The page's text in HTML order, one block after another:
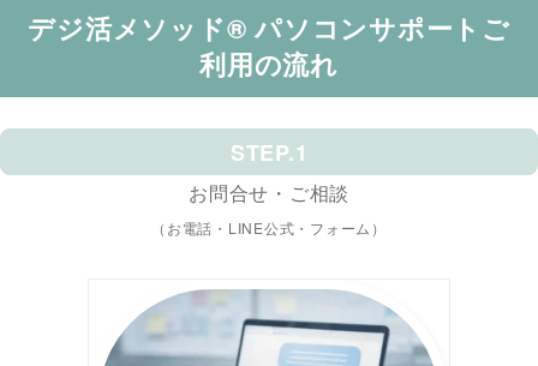
デジ活メソッド® パソコンサポートご
利用の流れ
STEP.1
お問合せ・ご相談
（お電話・LINE公式・フォーム）